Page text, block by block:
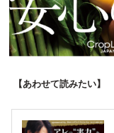
【あわせて読みたい】